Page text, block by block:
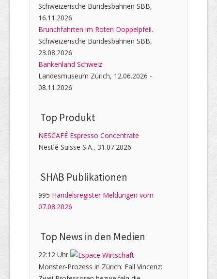
Schweizerische Bundesbahnen SBB,
16.11.2026
Brunchfahrten im Roten Doppelpfeil.
Schweizerische Bundesbahnen SBB,
23.08.2026
Bankenland Schweiz
Landesmuseum Zürich, 12.06.2026 -
08.11.2026
Top Produkt
NESCAFÉ Espresso Concentrate
Nestlé Suisse S.A., 31.07.2026
SHAB Publi­kati­onen
995 Handelsregister Meldungen vom
07.08.2026
Top News in den Medien
22:12 Uhr
Monster-Prozess in Zürich: Fall Vincenz: